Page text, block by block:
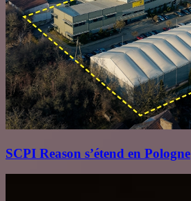
SCPI Reason s’étend en Pologne